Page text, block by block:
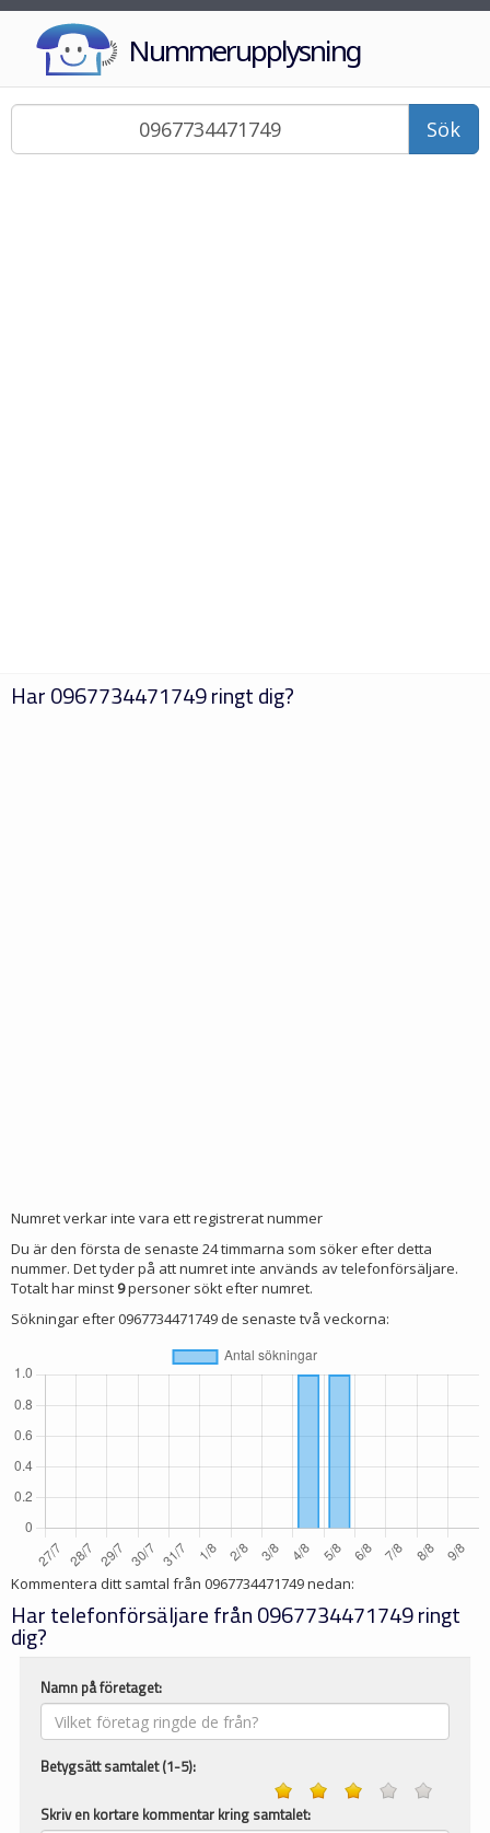
Nummerupplysning
Sök
Har0967734471749ringt dig?
Numret verkar inte vara ett registrerat nummer
Du är den första de senaste 24 timmarna som söker efter detta
nummer. Det tyder på att numret inte används av telefonförsäljare.
Totalt har minst 9personer sökt efter numret.
Sökningar efter 0967734471749 de senaste två veckorna:
Kommentera ditt samtal från 0967734471749nedan:
Har telefonförsäljare från 0967734471749 ringt
dig?
Namn på företaget:
Betygsätt samtalet (1-5):
Skriv en kortare kommentar kring samtalet: